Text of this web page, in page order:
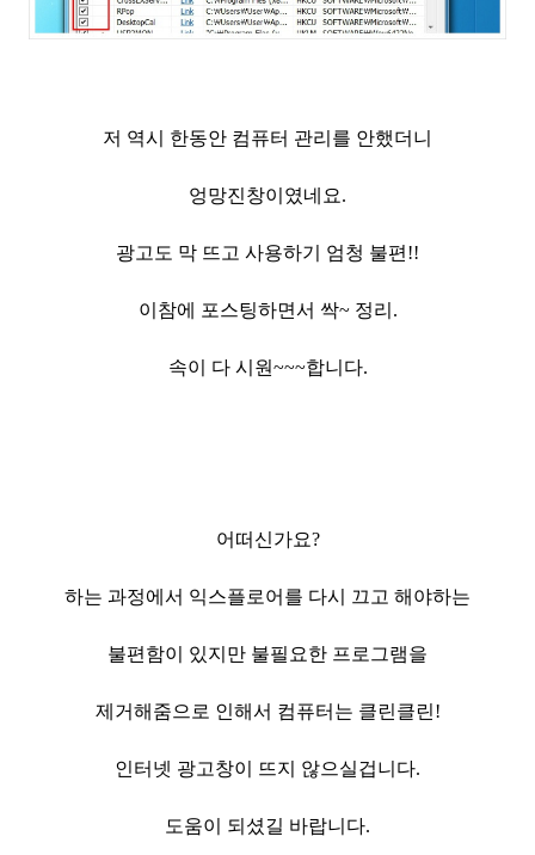
저 역시 한동안 컴퓨터 관리를 안했더니
엉망진창이였네요.
광고도 막 뜨고 사용하기 엄청 불편!!
이참에 포스팅하면서 싹~ 정리.
속이 다 시원~~~합니다.
어떠신가요?
하는 과정에서 익스플로어를 다시 끄고 해야하는
불편함이 있지만 불필요한 프로그램을
제거해줌으로 인해서 컴퓨터는 클린클린!
인터넷 광고창이 뜨지 않으실겁니다.
도움이 되셨길 바랍니다.